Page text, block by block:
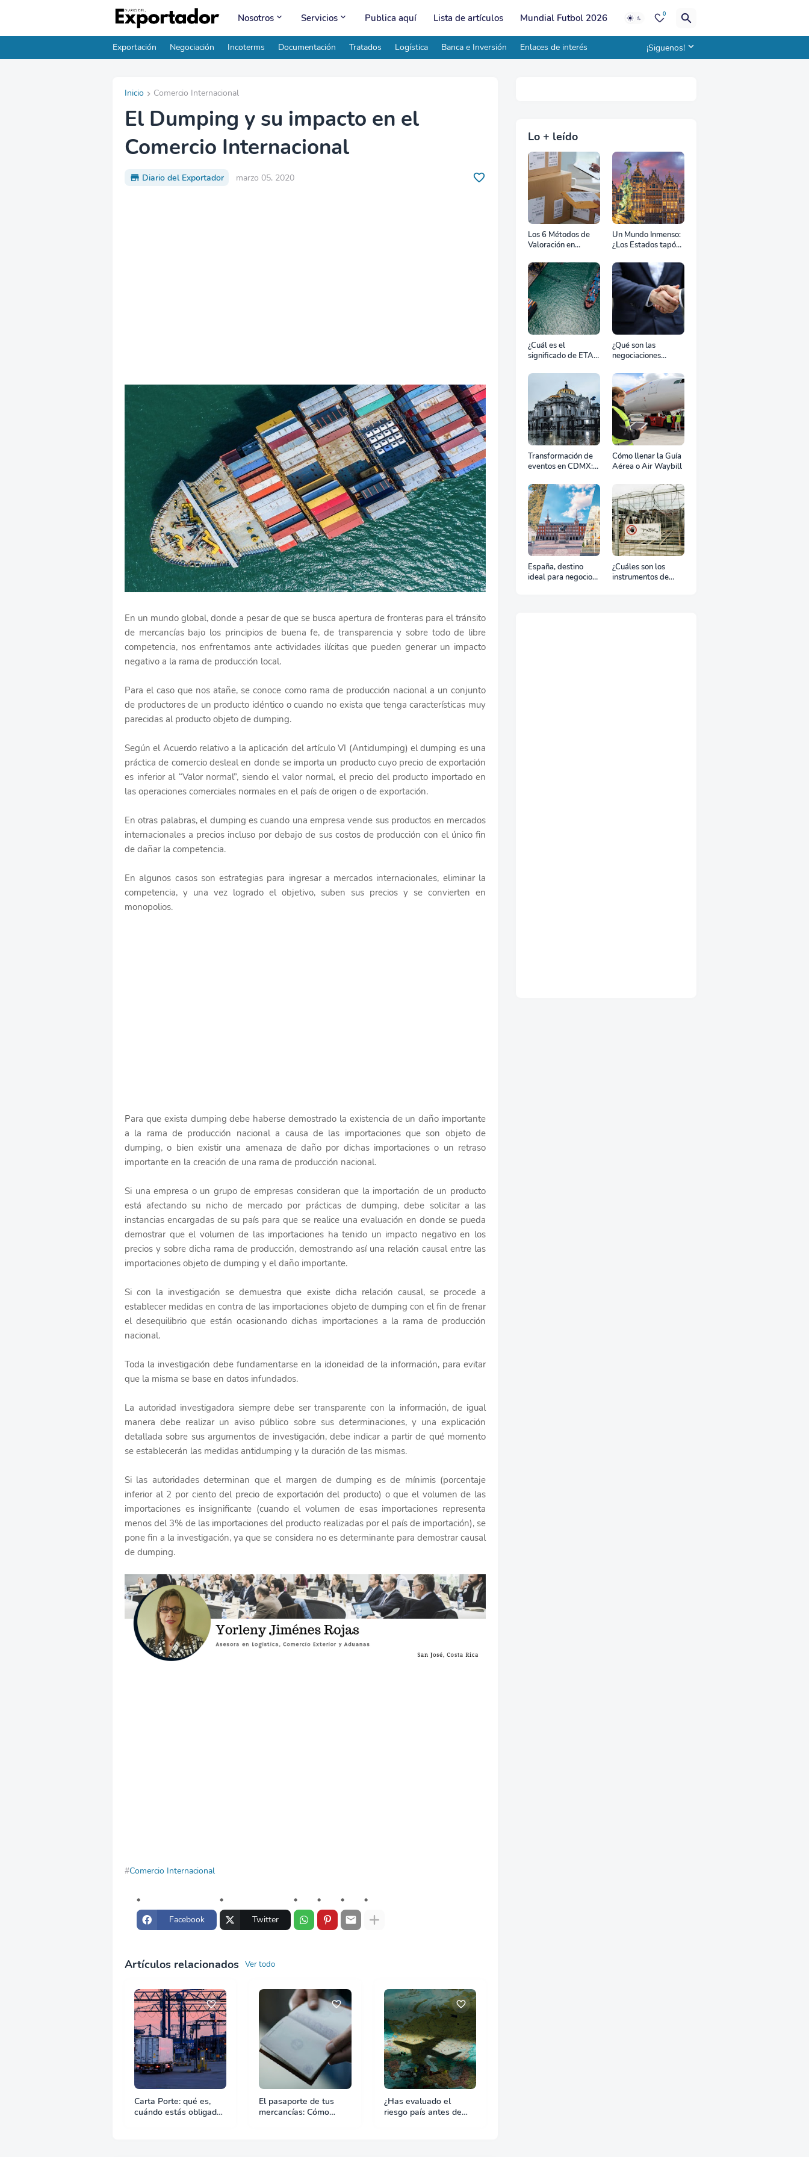
Nosotros Servicios Publica aquí Lista de artículos Mundial Futbol 2026 0
Exportación Negociación Incoterms Documentación Tratados Logística Banca e Inversión Enlaces de interés ¡Siguenos!
Inicio Comercio Internacional
El Dumping y su impacto en el
Comercio Internacional
Diario del Exportador marzo 05, 2020
En un mundo global, donde a pesar de que se busca apertura de fronteras para el tránsito
de mercancías bajo los principios de buena fe, de transparencia y sobre todo de libre
competencia, nos enfrentamos ante actividades ilícitas que pueden generar un impacto
negativo a la rama de producción local.
Para el caso que nos atañe, se conoce como rama de producción nacional a un conjunto
de productores de un producto idéntico o cuando no exista que tenga características muy
parecidas al producto objeto de dumping.
Según el Acuerdo relativo a la aplicación del artículo VI (Antidumping) el dumping es una
práctica de comercio desleal en donde se importa un producto cuyo precio de exportación
es inferior al “Valor normal”, siendo el valor normal, el precio del producto importado en
las operaciones comerciales normales en el país de origen o de exportación.
En otras palabras, el dumping es cuando una empresa vende sus productos en mercados
internacionales a precios incluso por debajo de sus costos de producción con el único fin
de dañar la competencia.
En algunos casos son estrategias para ingresar a mercados internacionales, eliminar la
competencia, y una vez logrado el objetivo, suben sus precios y se convierten en
monopolios.
Para que exista dumping debe haberse demostrado la existencia de un daño importante
a la rama de producción nacional a causa de las importaciones que son objeto de
dumping, o bien existir una amenaza de daño por dichas importaciones o un retraso
importante en la creación de una rama de producción nacional.
Si una empresa o un grupo de empresas consideran que la importación de un producto
está afectando su nicho de mercado por prácticas de dumping, debe solicitar a las
instancias encargadas de su país para que se realice una evaluación en donde se pueda
demostrar que el volumen de las importaciones ha tenido un impacto negativo en los
precios y sobre dicha rama de producción, demostrando así una relación causal entre las
importaciones objeto de dumping y el daño importante.
Si con la investigación se demuestra que existe dicha relación causal, se procede a
establecer medidas en contra de las importaciones objeto de dumping con el fin de frenar
el desequilibrio que están ocasionando dichas importaciones a la rama de producción
nacional.
Toda la investigación debe fundamentarse en la idoneidad de la información, para evitar
que la misma se base en datos infundados.
La autoridad investigadora siempre debe ser transparente con la información, de igual
manera debe realizar un aviso público sobre sus determinaciones, y una explicación
detallada sobre sus argumentos de investigación, debe indicar a partir de qué momento
se establecerán las medidas antidumping y la duración de las mismas.
Si las autoridades determinan que el margen de dumping es de mínimis (porcentaje
inferior al 2 por ciento del precio de exportación del producto) o que el volumen de las
importaciones es insignificante (cuando el volumen de esas importaciones representa
menos del 3% de las importaciones del producto realizadas por el país de importación), se
pone fin a la investigación, ya que se considera no es determinante para demostrar causal
de dumping.
Comercio Internacional
Facebook Twitter
Artículos relacionados Ver todo
Carta Porte: qué es,
cuándo estás obligado
El pasaporte de tus
mercancías: Cómo
¿Has evaluado el
riesgo país antes de
Lo + leído
Los 6 Métodos de
Valoración en
Un Mundo Inmenso:
¿Los Estados tapón,
o zona de combate?
¿Cuál es el
significado de ETA,
el transporte
marítimo?
¿Qué son las
negociaciones
Transformación de
eventos en CDMX:
profesional de
equipos define el
éxito de tu
celebración
Cómo llenar la Guía
Aérea o Air Waybill
España, destino
ideal para negocios
¿Cuáles son los
instrumentos de